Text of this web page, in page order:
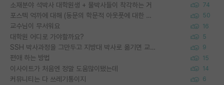
소재분야 석박사 대학원생 + 물박사들이 착각하는 거 74
포스텍 억까에 대해 (동문의 학문적 아웃풋에 대한 반박) 50
교수님이 무서워요 16
대학원 어디로 가야할까요? 5
SSH 박사과정을 그만두고 지방대 박사로 옮기면 교수의 꿈은 끝일까요? 9
편애 하는 방법 15
이사이트가 처음엔 정말 도움많이됐는데 14
커뮤니티는 다 쓰레기통이지 6